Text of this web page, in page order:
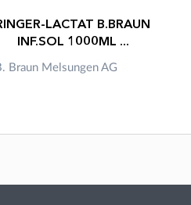
LACTAT B.BRAUN
INF.SOL 1000ML ...
Braun Melsungen AG